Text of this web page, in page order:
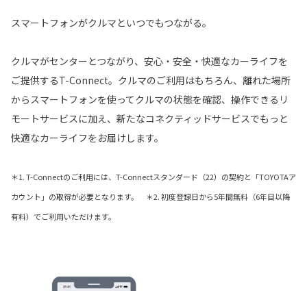
スマートフォンがクルマといつでもつながる。
クルマがセンターとつながり、安心・安全・快適なカーライフを
ご提供するT-Connect。クルマのご利用はもちろん、離れた場所
からスマートフォンを使ってクルマの状態を確認、操作できるリ
モートサービスに加え、新たなコネクティッドサービスでもっと
快適なカーライフをお届けします。
＊1. T-Connectのご利用には、T-Connectスタンダード（22）の契約と「TOYOTAア
カウント」の取得が必要となります。 ＊2. 初度登録日から5年間無料（6年目以降
有料）でご利用いただけます。